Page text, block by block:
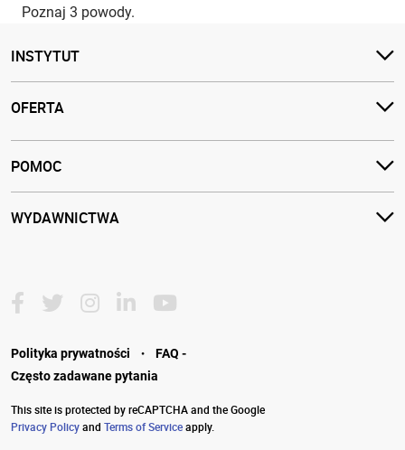
Poznaj 3 powody.
INSTYTUT
OFERTA
POMOC
WYDAWNICTWA
Polityka prywatności ·
FAQ -
Często zadawane pytania
This site is protected by reCAPTCHA and the Google
Privacy Policyand Terms of Serviceapply.